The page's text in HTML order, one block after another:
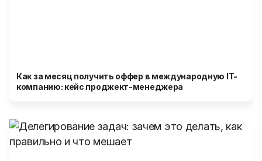
Как за месяц получить оффер в международную IT-
компанию: кейс проджект-менеджера